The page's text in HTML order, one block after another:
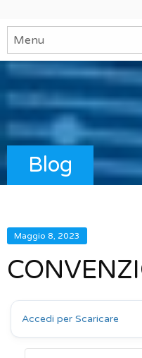
Blog
Maggio 8, 2023
Accedi per Scaricare